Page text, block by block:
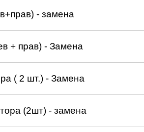
- замена
+ прав) - Замена
( 2 шт.) - Замена
(2шт) - замена